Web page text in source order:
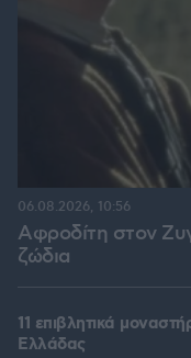
Αφροδίτη στον
ζώδια
06.08.2026, 10:56
11 επιβλητικά
Ελλάδας